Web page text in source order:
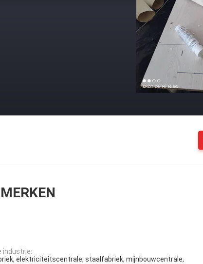
industrie:
elektriciteitscentrale, staalfabriek, mijnbouwcentrale,